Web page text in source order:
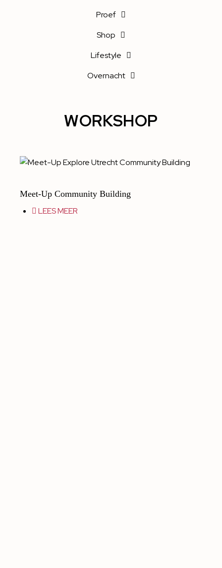
Proef
Shop
Lifestyle
Overnacht
WORKSHOP
Meet-Up Community Building
LEES MEER